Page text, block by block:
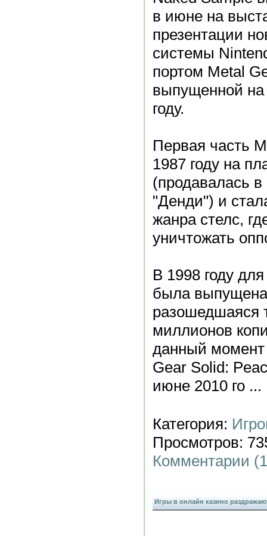
в июне на
презентации
системы
портом Metal
выпущенной на
году.
Первая часть
1987 году на
(продавалась
"Денди") и
жанра стелс,
уничтожать
В 1998 году
была
разошедшаяся
миллионов
данный момент
Gear Solid:
июне 2010 го ...
Категория:
Просмотров:
Комментарии
Игры в онлайн казино